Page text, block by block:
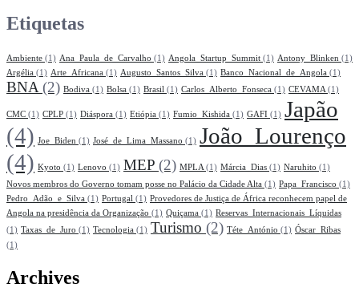
Etiquetas
Ambiente (1) Ana_Paula_de_Carvalho (1) Angola_Startup_Summit (1) Antony_Blinken (1)
Argélia (1) Arte_Africana (1) Augusto_Santos_Silva (1) Banco_Nacional_de_Angola (1)
BNA(2) Bodiva (1) Bolsa (1) Brasil (1) Carlos_Alberto_Fonseca (1) CEVAMA(1)
CMC (1) CPLP (1) Diáspora (1) Etiópia (1) Fumio_Kishida (1) GAFI (1) Japão
(4) Joe_Biden (1) José_de_Lima_Massano (1) João_Lourenço
(4) Kyoto (1) Lenovo (1) MEP (2) MPLA(1) Márcia_Dias (1) Naruhito (1)
Novos membros do Governo tomam posse no Palácio da Cidade Alta (1) Papa_Francisco (1)
Pedro_Adão_e_Silva (1) Portugal (1) Provedores de Justiça de África reconhecem papel de
Angola na presidência da Organização (1) Quiçama (1) Reservas_Internacionais_Líquidas
(1) Taxas_de_Juro (1) Tecnologia (1) Turismo (2) Téte_António (1) Óscar_Ribas
(1)
Archives